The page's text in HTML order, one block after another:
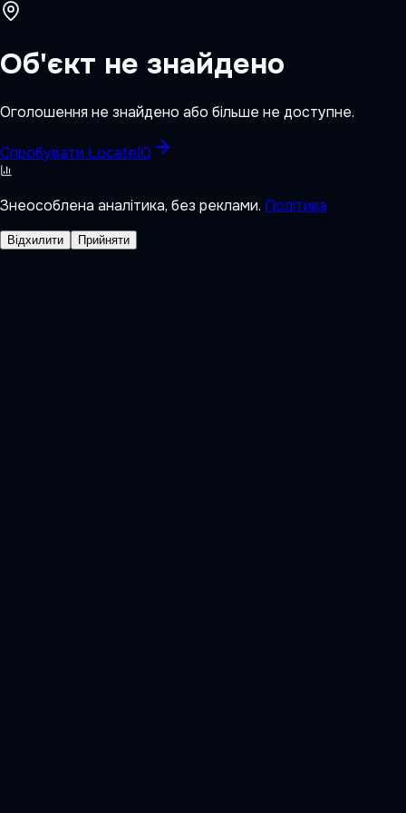
Об'єкт не знайдено
Оголошення не знайдено або більше не доступне.
Спробувати LocateIQ
Знеособлена аналітика, без реклами. Політика
Відхилити Прийняти